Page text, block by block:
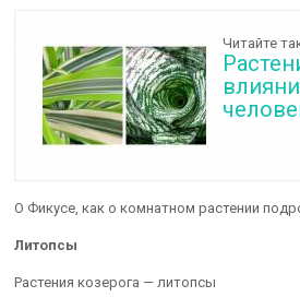
Читайте
О Фикусе, как о комнатном растении
Литопсы
Растения козерога — литопсы